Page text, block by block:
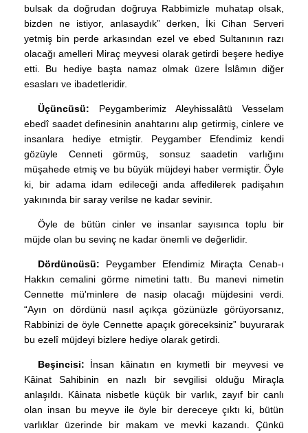
bulsak da doğrudan doğruya Rabbimizle muhatap olsak,
bizden ne istiyor, anlasaydık” derken, İki Cihan Serveri
yetmiş bin perde arkasından ezel ve ebed Sultanının razı
olacağı amelleri Miraç meyvesi olarak getirdi beşere hediye
etti. Bu hediye başta namaz olmak üzere İslâmın diğer
esasları ve ibadetleridir.
Üçüncüsü: Peygamberimiz Aleyhissalâtü Vesselam
ebedî saadet definesinin anahtarını alıp getirmiş, cinlere ve
insanlara hediye etmiştir. Peygamber Efendimiz kendi
gözüyle Cenneti görmüş, sonsuz saadetin varlığını
müşahede etmiş ve bu büyük müjdeyi haber vermiştir. Öyle
ki, bir adama idam edileceği anda affedilerek padişahın
yakınında bir saray verilse ne kadar sevinir.
Öyle de bütün cinler ve insanlar sayısınca toplu bir
müjde olan bu sevinç ne kadar önemli ve değerlidir.
Dördüncüsü: Peygamber Efendimiz Miraçta Cenab-ı
Hakkın cemalini görme nimetini tattı. Bu manevi nimetin
Cennette mü'minlere de nasip olacağı müjdesini verdi.
“Ayın on dördünü nasıl açıkça gözünüzle görüyorsanız,
Rabbinizi de öyle Cennette apaçık göreceksiniz” buyurarak
bu ezelî müjdeyi bizlere hediye olarak getirdi.
Beşincisi: İnsan kâinatın en kıymetli bir meyvesi ve
Kâinat Sahibinin en nazlı bir sevgilisi olduğu Miraçla
anlaşıldı. Kâinata nisbetle küçük bir varlık, zayıf bir canlı
olan insan bu meyve ile öyle bir dereceye çıktı ki, bütün
varlıklar üzerinde bir makam ve mevki kazandı. Çünkü